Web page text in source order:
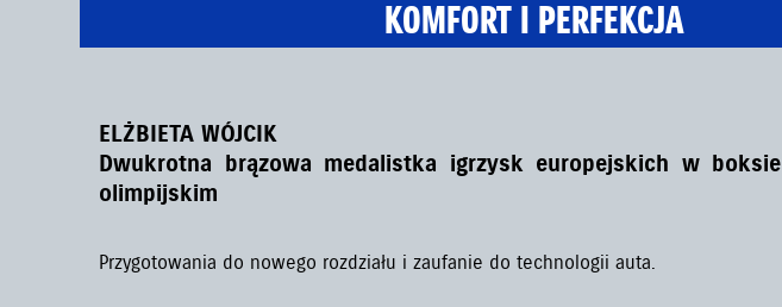
KOMFORT I PERFEKCJA
ELŻBIETA WÓJCIK
Dwukrotna brązowa medalistka igrzysk europejskich w boksie
olimpijskim
Przygotowania do nowego rozdziału i zaufanie do technologii auta.